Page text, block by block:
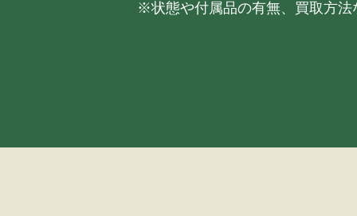
※状態や付属品の有無、買取方